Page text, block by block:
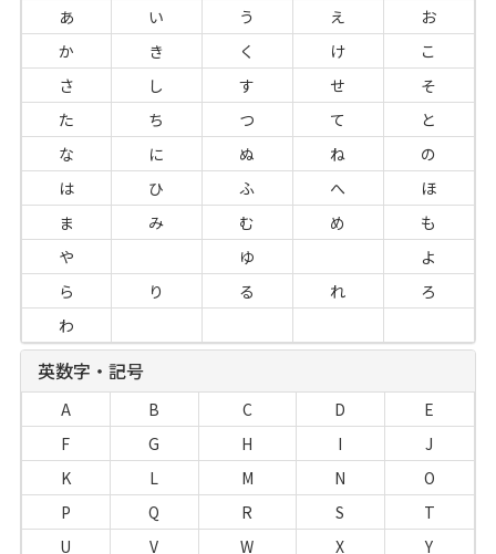
あ い う え
お
か
き く け
こ
さ
し す せ
そ
た
ち つ て
と
な
に ぬ ね
の
は
ひ ふ へ
ほ
ま
み む め
も
や
ゆ
よ
ら
り る れ
ろ
わ
英数字・記号
A B C D
E
F
G H I
J
K
L M N
O
P
Q R S
T
U
V W X Y